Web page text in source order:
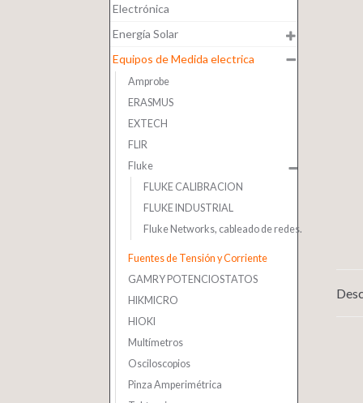
Electrónica
Energía Solar
Equipos de Medida electrica
Amprobe
ERASMUS
EXTECH
FLIR
Fluke
FLUKE CALIBRACION
FLUKE INDUSTRIAL
Fluke Networks, cableado de redes.
Fuentes de Tensión y Corriente
GAMRY POTENCIOSTATOS
HIKMICRO
HIOKI
Multímetros
Osciloscopios
Pinza Amperimétrica